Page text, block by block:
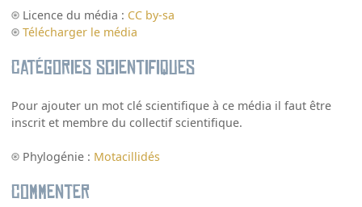
Licence du média : CC by-sa
Télécharger le média
Catégories scientifiques
Pour ajouter un mot clé scientifique à ce média il faut être
inscrit et membre du collectif scientifique.
Phylogénie : Motacillidés
Commenter